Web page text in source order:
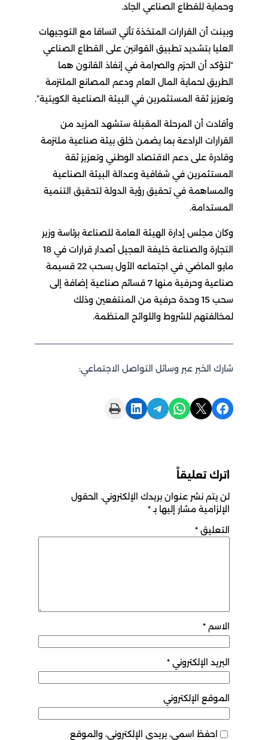
وحماية للقطاع الصناعي الجاد.
وبينت أن القرارات المتخذة تأتي اتساقا مع التوجيهات
العليا بتشديد تطبيق القوانين على القطاع الصناعي
“لتؤكد أن الحزم والصرامة في إنفاذ القانون هما
الطريق لحماية المال العام ودعم المصانع الملتزمة
وتعزيز ثقة المستثمرين في البيئة الصناعية الكويتية”.
وأفادت أن المرحلة المقبلة ستشهد المزيد من
القرارات الرادعة بما يضمن خلق بيئة صناعية ملتزمة
وقادرة على دعم الاقتصاد الوطني وتعزيز ثقة
المستثمرين في شفافية وعدالة البيئة الصناعية
والمساهمة في تحقيق رؤية الدولة لتحقيق التنمية
المستدامة.
وكان مجلس إدارة الهيئة العامة للصناعة برئاسة وزير
التجارة والصناعة خليفة العجيل أصدار قرارات في 18
مايو الماضي في اجتماعه الأول بسحب 22 قسيمة
صناعية وحرفية منها 7 قسائم صناعية إضافة إلى
سحب 15 وحدة حرفية من المنتفعين وذلك
لمخالفتهم للشروط واللوائح المنظمة.
شارك الخبر عبر وسائل التواصل الاجتماعي:
Share on Facebook
Share on X
Share on WhatsApp
Share on Telegram
Share on LinkedIn
Print this Page
اترك تعليقاً
لن يتم نشر عنوان بريدك الإلكتروني. الحقول
الإلزامية مشار إليها بـ*
التعليق *
الاسم *
البريد الإلكتروني *
الموقع الإلكتروني
احفظ اسمي، بريدي الإلكتروني، والموقع